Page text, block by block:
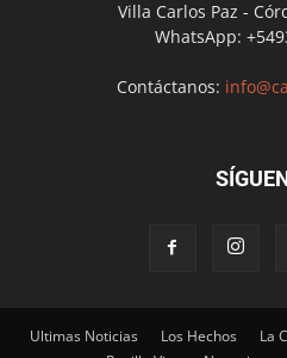
Villa Carlos Paz -
WhatsApp:
Contáctanos:
Ultimas Noticias Los Hechos La